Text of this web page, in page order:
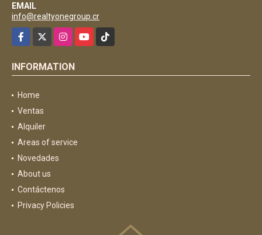
EMAIL
info@realtyonegroup.cr
Facebook
InstagramYouTubeTikTok
INFORMATION
Home
Ventas
Alquiler
Areas of service
Novedades
About us
Contáctenos
Privacy Policies